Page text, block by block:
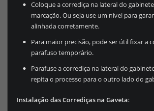
Coloque a corrediça na lateral do
marcação. Ou seja use um nível para
alinhada corretamente.
Para maior precisão, pode ser útil fixar a
parafuso temporário.
Parafuse a corrediça na lateral do
repita o processo para o outro lado do
Instalação das Corrediças na Gaveta: